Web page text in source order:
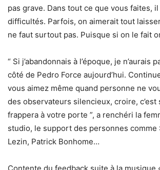
pas grave. Dans tout ce que vous faites, il
difficultés. Parfois, on aimerait tout
ne faut surtout pas. Puisque si on le fait
“ Si j’abandonnais à l’époque, je n’aurais
côté de Pedro Force aujourd’hui.
vous aimez même quand personne ne
des observateurs silencieux, croire, c’est
frappera à votre porte ”, a renchéri la
studio, le support des personnes comme
Lezin, Patrick Bonhome…